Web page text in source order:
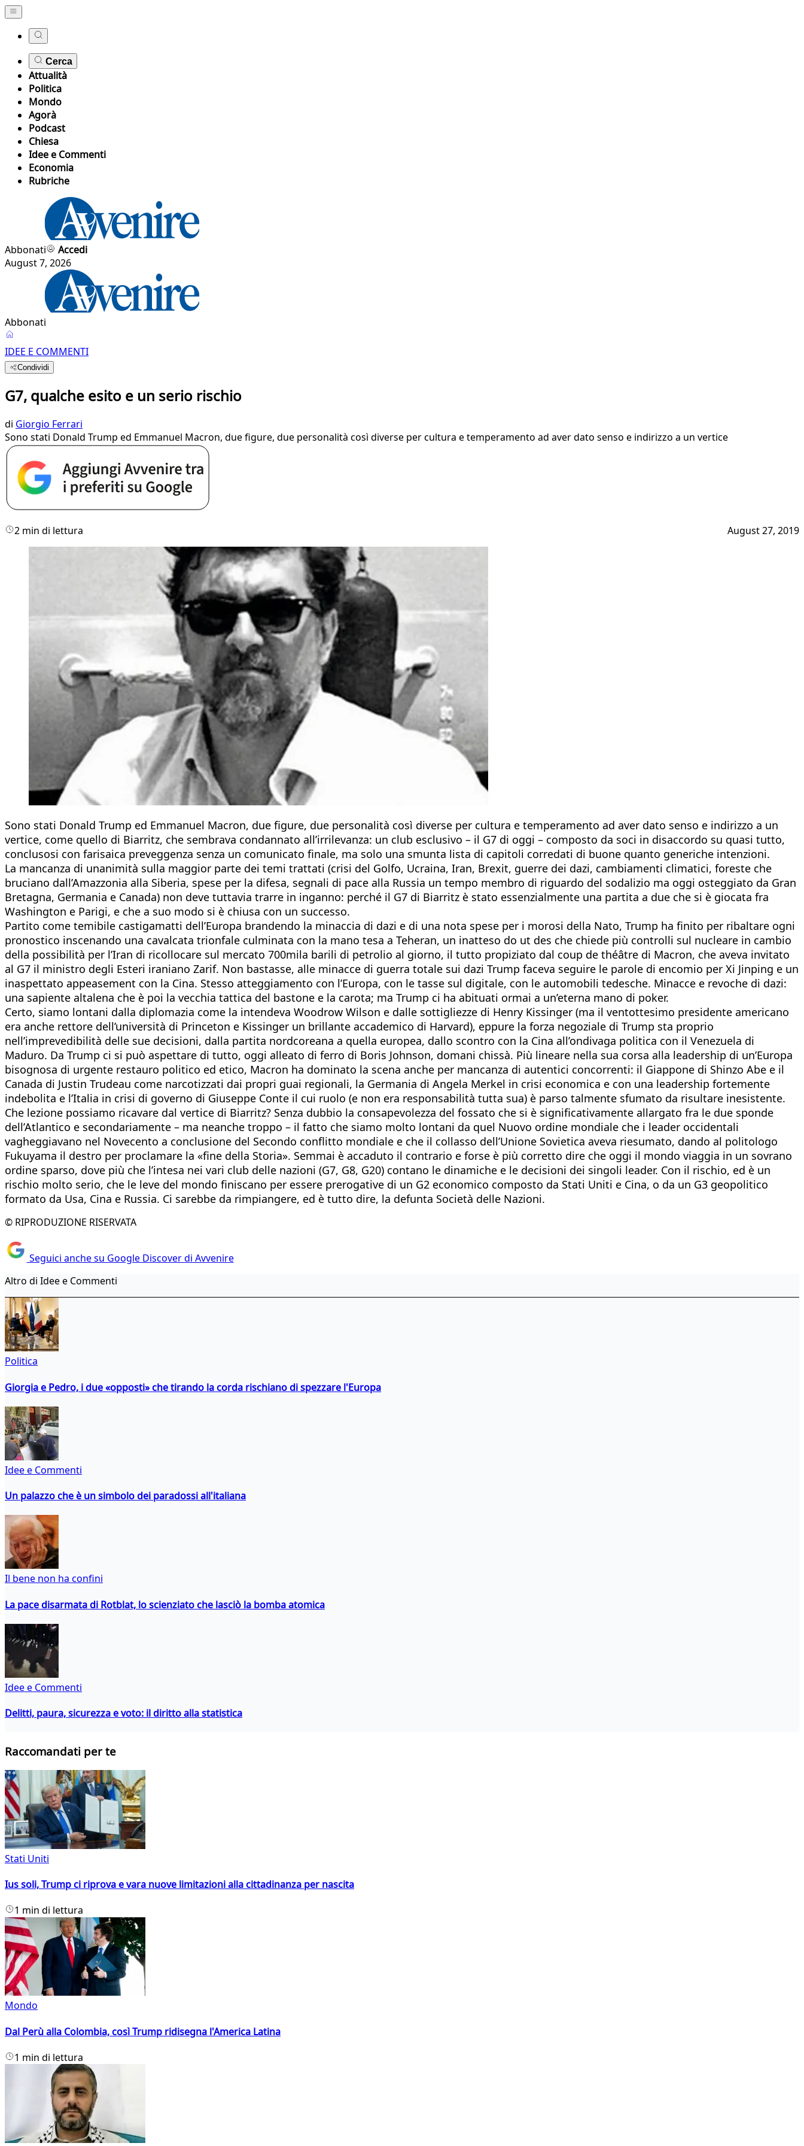
Cerca
Attualità
Politica
Mondo
Agorà
Podcast
Chiesa
Idee e Commenti
Economia
Rubriche
Abbonati
Accedi
August 7, 2026
Abbonati
IDEE E COMMENTI
Condividi
G7, qualche esito e un serio rischio
di Giorgio Ferrari
Sono stati Donald Trump ed Emmanuel Macron, due figure, due personalità così diverse per cultura e temperamento ad aver dato senso e indirizzo a un vertice
2 min di lettura August 27, 2019
Sono stati Donald Trump ed Emmanuel Macron, due figure, due personalità così diverse per cultura e temperamento ad aver dato senso e indirizzo a un
vertice, come quello di Biarritz, che sembrava condannato all’irrilevanza: un club esclusivo – il G7 di oggi – composto da soci in disaccordo su quasi tutto,
conclusosi con farisaica preveggenza senza un comunicato finale, ma solo una smunta lista di capitoli corredati di buone quanto generiche intenzioni.
La mancanza di unanimità sulla maggior parte dei temi trattati (crisi del Golfo, Ucraina, Iran, Brexit, guerre dei dazi, cambiamenti climatici, foreste che
bruciano dall’Amazzonia alla Siberia, spese per la difesa, segnali di pace alla Russia un tempo membro di riguardo del sodalizio ma oggi osteggiato da Gran
Bretagna, Germania e Canada) non deve tuttavia trarre in inganno: perché il G7 di Biarritz è stato essenzialmente una partita a due che si è giocata fra
Washington e Parigi, e che a suo modo si è chiusa con un successo.
Partito come temibile castigamatti dell’Europa brandendo la minaccia di dazi e di una nota spese per i morosi della Nato, Trump ha finito per ribaltare ogni
pronostico inscenando una cavalcata trionfale culminata con la mano tesa a Teheran, un inatteso do ut des che chiede più controlli sul nucleare in cambio
della possibilità per l’Iran di ricollocare sul mercato 700mila barili di petrolio al giorno, il tutto propiziato dal coup de théâtre di Macron, che aveva invitato
al G7 il ministro degli Esteri iraniano Zarif. Non bastasse, alle minacce di guerra totale sui dazi Trump faceva seguire le parole di encomio per Xi Jinping e un
inaspettato appeasement con la Cina. Stesso atteggiamento con l’Europa, con le tasse sul digitale, con le automobili tedesche. Minacce e revoche di dazi:
una sapiente altalena che è poi la vecchia tattica del bastone e la carota; ma Trump ci ha abituati ormai a un’eterna mano di poker.
Certo, siamo lontani dalla diplomazia come la intendeva Woodrow Wilson e dalle sottigliezze di Henry Kissinger (ma il ventottesimo presidente americano
era anche rettore dell’università di Princeton e Kissinger un brillante accademico di Harvard), eppure la forza negoziale di Trump sta proprio
nell’imprevedibilità delle sue decisioni, dalla partita nordcoreana a quella europea, dallo scontro con la Cina all’ondivaga politica con il Venezuela di
Maduro. Da Trump ci si può aspettare di tutto, oggi alleato di ferro di Boris Johnson, domani chissà. Più lineare nella sua corsa alla leadership di un’Europa
bisognosa di urgente restauro politico ed etico, Macron ha dominato la scena anche per mancanza di autentici concorrenti: il Giappone di Shinzo Abe e il
Canada di Justin Trudeau come narcotizzati dai propri guai regionali, la Germania di Angela Merkel in crisi economica e con una leadership fortemente
indebolita e l’Italia in crisi di governo di Giuseppe Conte il cui ruolo (e non era responsabilità tutta sua) è parso talmente sfumato da risultare inesistente.
Che lezione possiamo ricavare dal vertice di Biarritz? Senza dubbio la consapevolezza del fossato che si è significativamente allargato fra le due sponde
dell’Atlantico e secondariamente – ma neanche troppo – il fatto che siamo molto lontani da quel Nuovo ordine mondiale che i leader occidentali
vagheggiavano nel Novecento a conclusione del Secondo conflitto mondiale e che il collasso dell’Unione Sovietica aveva riesumato, dando al politologo
Fukuyama il destro per proclamare la «fine della Storia». Semmai è accaduto il contrario e forse è più corretto dire che oggi il mondo viaggia in un sovrano
ordine sparso, dove più che l’intesa nei vari club delle nazioni (G7, G8, G20) contano le dinamiche e le decisioni dei singoli leader. Con il rischio, ed è un
rischio molto serio, che le leve del mondo finiscano per essere prerogative di un G2 economico composto da Stati Uniti e Cina, o da un G3 geopolitico
formato da Usa, Cina e Russia. Ci sarebbe da rimpiangere, ed è tutto dire, la defunta Società delle Nazioni.
© RIPRODUZIONE RISERVATA
Seguici anche su Google Discover di Avvenire
Altro di Idee e Commenti
Politica
Giorgia e Pedro, i due «opposti» che tirando la corda rischiano di spezzare l'Europa
Idee e Commenti
Un palazzo che è un simbolo dei paradossi all'italiana
Il bene non ha confini
La pace disarmata di Rotblat, lo scienziato che lasciò la bomba atomica
Idee e Commenti
Delitti, paura, sicurezza e voto: il diritto alla statistica
Raccomandati per te
Stati Uniti
Ius soli, Trump ci riprova e vara nuove limitazioni alla cittadinanza per nascita
1 min di lettura
Mondo
Dal Perù alla Colombia, così Trump ridisegna l'America Latina
1 min di lettura